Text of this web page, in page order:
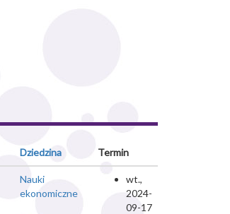
Dziedzina Termin
Nauki
ekonomiczne
wt.,
2024-
09-17